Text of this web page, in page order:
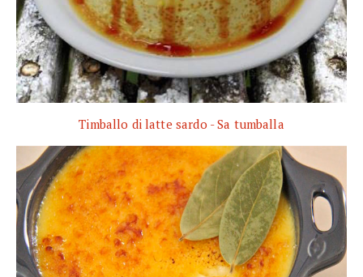
Timballo di latte sardo - Sa tumballa